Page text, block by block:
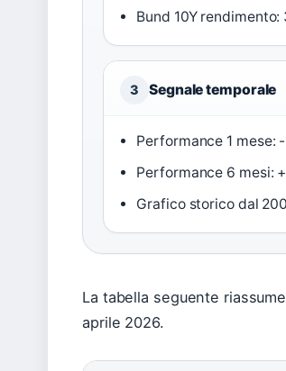
Bund 10Y rendimento:
3 Segnale temporale
Performance 1 mese: -
Performance 6 mesi:
Grafico storico dal
La tabella seguente
aprile 2026.